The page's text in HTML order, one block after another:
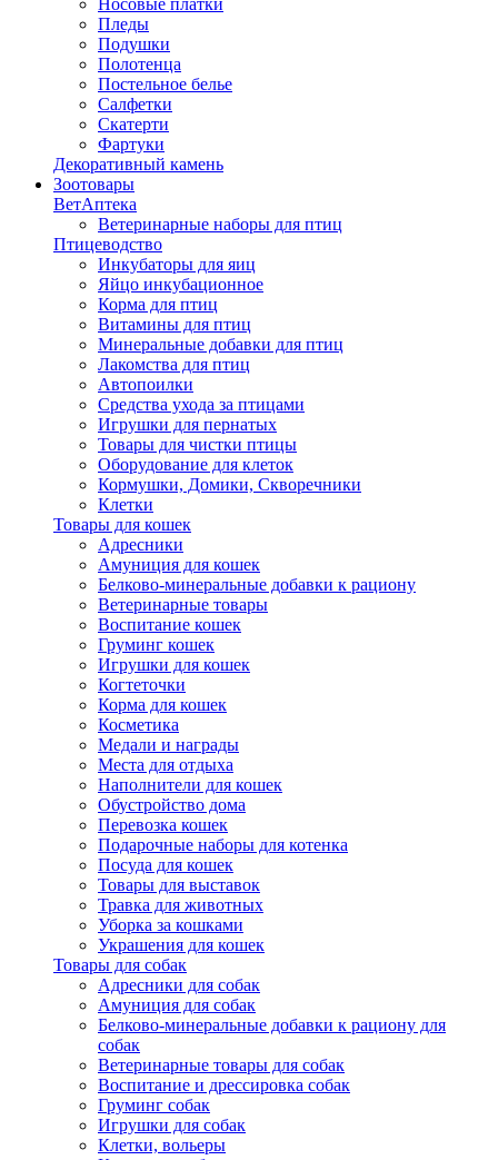
Носовые платки
Пледы
Подушки
Полотенца
Постельное белье
Салфетки
Скатерти
Фартуки
Декоративный камень
Зоотовары
ВетАптека
Ветеринарные наборы для птиц
Птицеводство
Инкубаторы для яиц
Яйцо инкубационное
Корма для птиц
Витамины для птиц
Минеральные добавки для птиц
Лакомства для птиц
Автопоилки
Средства ухода за птицами
Игрушки для пернатых
Товары для чистки птицы
Оборудование для клеток
Кормушки, Домики, Скворечники
Клетки
Товары для кошек
Адресники
Амуниция для кошек
Белково-минеральные добавки к рациону
Ветеринарные товары
Воспитание кошек
Груминг кошек
Игрушки для кошек
Когтеточки
Корма для кошек
Косметика
Медали и награды
Места для отдыха
Наполнители для кошек
Обустройство дома
Перевозка кошек
Подарочные наборы для котенка
Посуда для кошек
Товары для выставок
Травка для животных
Уборка за кошками
Украшения для кошек
Товары для собак
Адресники для собак
Амуниция для собак
Белково-минеральные добавки к рациону для
собак
Ветеринарные товары для собак
Воспитание и дрессировка собак
Груминг собак
Игрушки для собак
Клетки, вольеры